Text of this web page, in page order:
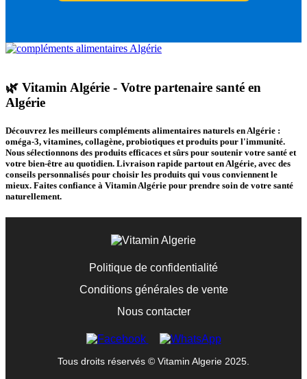
🌿 Vitamin Algérie - Votre partenaire santé en
Algérie
Découvrez les meilleurs compléments alimentaires naturels en Algérie :
oméga-3, vitamines, collagène, probiotiques et produits pour l'immunité.
Nous sélectionnons des produits efficaces et sûrs pour soutenir votre santé et
votre bien-être au quotidien. Livraison rapide partout en Algérie, avec des
conseils personnalisés pour choisir les produits qui vous conviennent le
mieux. Faites confiance à Vitamin Algérie pour prendre soin de votre santé
naturellement.
Politique de confidentialité
Conditions générales de vente
Nous contacter
Tous droits réservés © Vitamin Algerie 2025.